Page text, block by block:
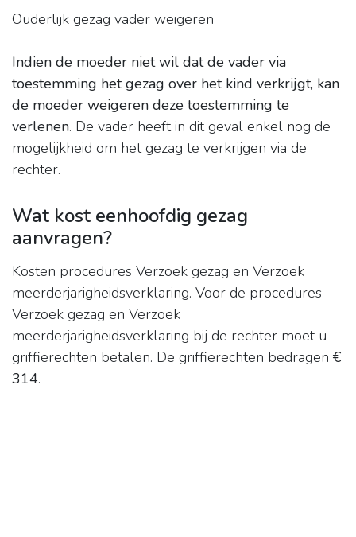
Ouderlijk gezag vader weigeren
Indien de moeder niet wil dat de vader via
toestemming het gezag over het kind verkrijgt, kan
de moeder weigeren deze toestemming te
verlenen. De vader heeft in dit geval enkel nog de
mogelijkheid om het gezag te verkrijgen via de
rechter.
Wat kost eenhoofdig gezag
aanvragen?
Kosten procedures Verzoek gezag en Verzoek
meerderjarigheidsverklaring. Voor de procedures
Verzoek gezag en Verzoek
meerderjarigheidsverklaring bij de rechter moet u
griffierechten betalen. De griffierechten bedragen €
314.